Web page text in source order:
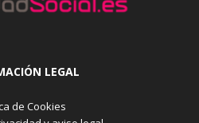
LEGAL
de Cookies